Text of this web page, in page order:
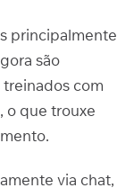
principalmente
são
com
o que trouxe
via chat,